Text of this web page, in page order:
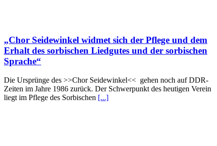
„Chor Seidewinkel widmet sich der Pflege und dem
Erhalt des sorbischen Liedgutes und der sorbischen
Sprache“
Die Ursprünge des >>Chor Seidewinkel<< gehen noch auf DDR-
Zeiten im Jahre 1986 zurück. Der Schwerpunkt des heutigen Verein
liegt im Pflege des Sorbischen [...]